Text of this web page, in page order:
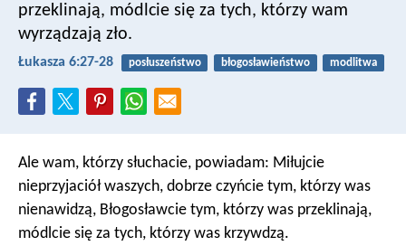
przeklinają, módlcie się za tych, którzy wam
wyrządzają zło.
Łukasza 6:27-28 posłuszeństwo błogosławieństwo modlitwa
Ale wam, którzy słuchacie, powiadam: Miłujcie
nieprzyjaciół waszych, dobrze czyńcie tym, którzy was
nienawidzą, Błogosławcie tym, którzy was przeklinają,
módlcie się za tych, którzy was krzywdzą.